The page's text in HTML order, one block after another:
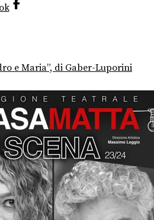
e Maria”, di Gaber-Luporini